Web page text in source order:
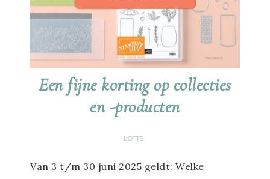
Een fijne korting op collecties
en -producten
LOTTE
Van 3 t/m 30 juni 2025 geldt: Welke